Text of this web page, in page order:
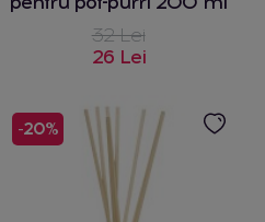
32 Lei
26 Lei
-20%